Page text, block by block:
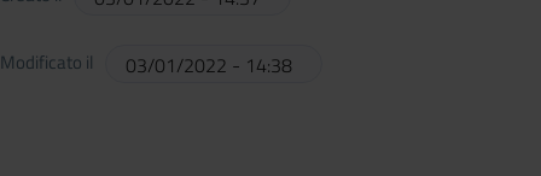
Modificato il 03/01/2022 - 14:38